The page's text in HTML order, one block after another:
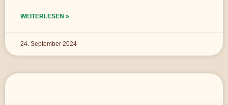
WEITERLESEN »
24. September 2024